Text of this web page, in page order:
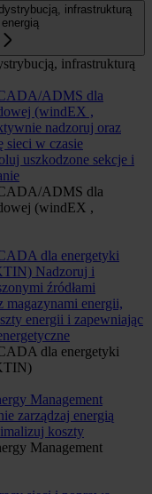
infrastrukturą
infrastrukturą
ADMS dla
(windEX ,
nadzoruj oraz
sieci w czasie
uszkodzone sekcje i
ADMS dla
(windEX ,
dla energetyki
Nadzoruj i
źródłami
magazynami energii,
energii i zapewniając
dla energetyki
Management
zarządzaj energią
koszty
Management